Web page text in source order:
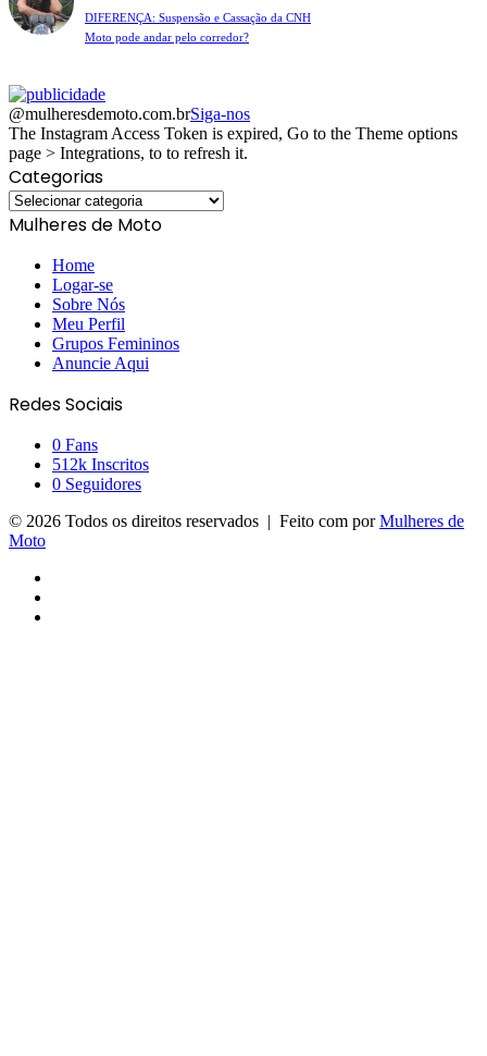
DIFERENÇA: Suspensão e Cassação da CNH
Moto pode andar pelo corredor?
@mulheresdemoto.com.brSiga-nos
The Instagram Access Token is expired, Go to the Theme options
page > Integrations, to to refresh it.
Categorias
Categorias
Mulheres de Moto
Home
Logar-se
Sobre Nós
Meu Perfil
Grupos Femininos
Anuncie Aqui
Redes Sociais
0 Fans
512k Inscritos
0 Seguidores
© 2026 Todos os direitos reservados | Feito com porMulheres de
Moto